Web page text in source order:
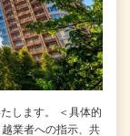
します。 ＜具体的
業者への指示、共